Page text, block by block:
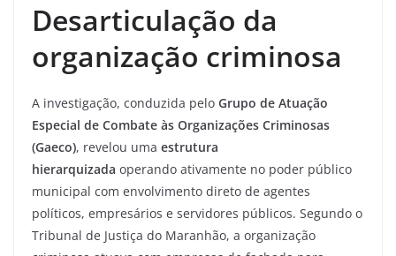
Desarticulação da
organização criminosa
A investigação, conduzida pelo Grupo de Atuação
Especial de Combate às Organizações Criminosas
(Gaeco), revelou uma estrutura
hierarquizada operando ativamente no poder público
municipal com envolvimento direto de agentes
políticos, empresários e servidores públicos. Segundo o
Tribunal de Justiça do Maranhão, a organização